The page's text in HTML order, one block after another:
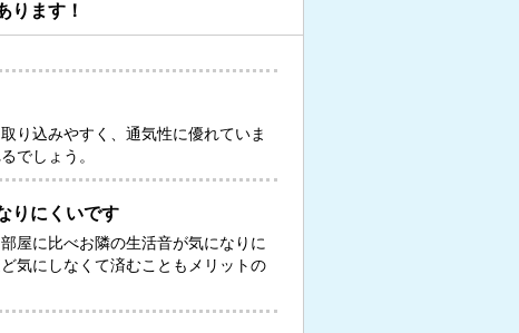
ります！
り込みやすく、通気性に優れていま
でしょう。
りにくいです
屋に比べお隣の生活音が気になりに
気にしなくて済むこともメリットの